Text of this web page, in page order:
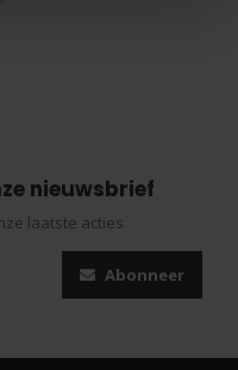
nieuwsbrief
laatste acties
Abonneer